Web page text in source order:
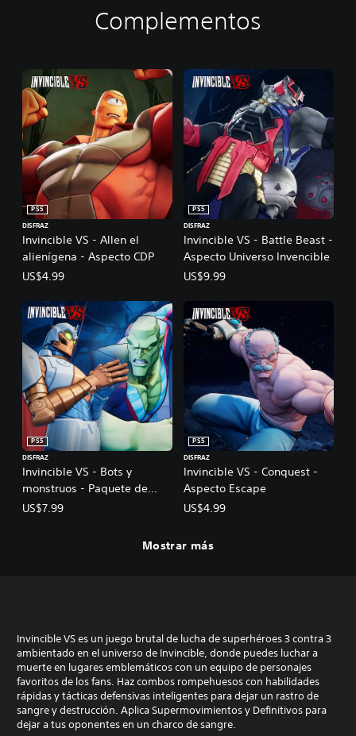
Complementos
Invincible VS - Allen el
alienígena - Aspecto CDP
PS5
DISFRAZ
US$4.99
Invincible VS - Battle Beast -
Aspecto Universo Invencible
PS5
DISFRAZ
US$9.99
Invincible VS - Bots y
monstruos - Paquete de
aspecto
PS5
DISFRAZ
US$7.99
Invincible VS - Conquest -
Aspecto Escape
PS5
DISFRAZ
US$4.99
Mostrar más
Invincible VS es un juego brutal de lucha de superhéroes 3 contra 3
ambientado en el universo de Invincible, donde puedes luchar a
muerte en lugares emblemáticos con un equipo de personajes
favoritos de los fans. Haz combos rompehuesos con habilidades
rápidas y tácticas defensivas inteligentes para dejar un rastro de
sangre y destrucción. Aplica Supermovimientos y Definitivos para
dejar a tus oponentes en un charco de sangre.